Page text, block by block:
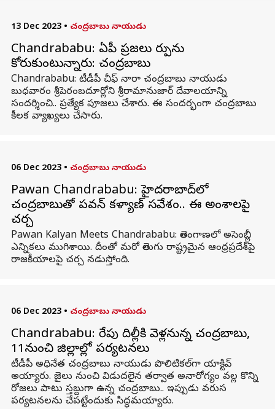
13 Dec 2023 • చంద్రబాబు నాయుడు
Chandrababu: ఏపీ ప్రజలు మార్పును
కోరుకుంటున్నారు: చంద్రబాబు
Chandrababu: టీడీపీ చీఫ్ నారా చంద్రబాబు నాయుడు
బుధవారం శ్రీపెరంబదూర్లోని శ్రీరామానుజార్ దేవాలయాన్ని
సందర్శించి.. ప్రత్యేక పూజలు చేశారు. ఈ సందర్భంగా చంద్రబాబు
కీలక వ్యాఖ్యలు చేసారు.
06 Dec 2023 • చంద్రబాబు నాయుడు
Pawan Chandrababu: హైదరాబాద్‌లో
చంద్రబాబుతో పవన్ కళ్యాణ్ సమావేశం.. ఈ అంశాలపై
చర్చ
Pawan Kalyan Meets Chandrababu: తెలంగాణలో అసెంబ్లీ
ఎన్నికలు ముగిశాయి. దీంతో మరో తెలుగు రాష్ట్రమైన ఆంధ్రప్రదేశ్‌పై
రాజకీయాలపై చర్చ నడుస్తోంది.
06 Dec 2023 • చంద్రబాబు నాయుడు
Chandrababu: రేపు దిల్లీకి వెళ్లనున్న చంద్రబాబు,
11నుంచి జిల్లాల్లో పర్యటనలు
టీడీపీ అధినేత చంద్రబాబు నాయుడు పొలిటికల్‌గా యాక్టివ్
అయ్యారు. జైలు నుంచి విడుదలైన తర్వాత అనారోగ్యం వల్ల కొన్ని
రోజలు పాటు స్తబ్దుగా ఉన్న చంద్రబాబు.. ఇప్పుడు వరుస
పర్యటనలను చేపట్టేందుకు సిద్ధమయ్యారు.